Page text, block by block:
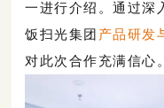
一进行介绍。通过深
饭扫光集团 产品研发
对此次合作充满信心。